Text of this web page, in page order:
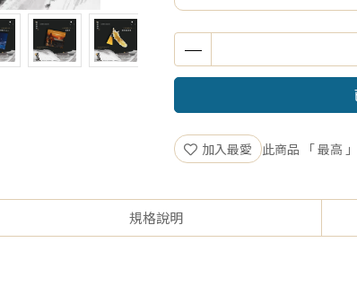
加入最愛 此商品 「 最高
規格說明